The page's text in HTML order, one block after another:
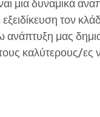
μια δυναμικά
τον
ανάπτυξη μας
καλύτερους/